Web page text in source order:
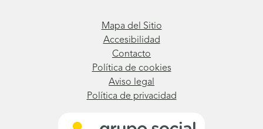
Mapa del Sitio
Accesibilidad
Contacto
Política de cookies
Aviso legal
Política de privacidad